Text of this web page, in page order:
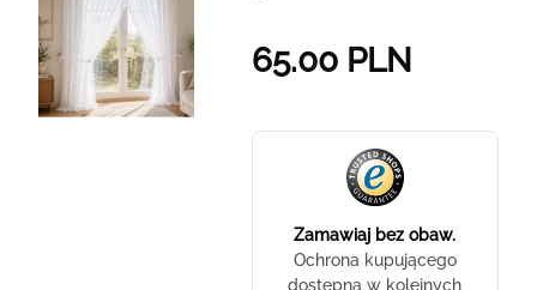
65.00PLN